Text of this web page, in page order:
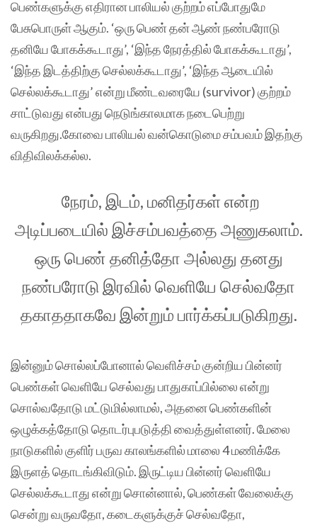
பெண்களுக்கு எதிரான பாலியல் குற்றம் எப்போதுமே
பேசுபொருள் ஆகும். ‘ஒரு பெண் தன் ஆண் நண்பரோடு
தனியே போகக்கூடாது’, ‘இந்த நேரத்தில் போகக்கூடாது’,
‘இந்த இடத்திற்கு செல்லக்கூடாது’, ‘இந்த ஆடையில்
செல்லக்கூடாது’ என்று மீண்டவரையே (survivor) குற்றம்
சாட்டுவது என்பது நெடுங்காலமாக நடைபெற்று
வருகிறது.கோவை பாலியல் வன்கொடுமை சம்பவம் இதற்கு
விதிவிலக்கல்ல.
நேரம், இடம், மனிதர்கள் என்ற
அடிப்படையில் இச்சம்பவத்தை அணுகலாம்.
ஒரு பெண் தனித்தோ அல்லது தனது
நண்பரோடு இரவில் வெளியே செல்வதோ
தகாததாகவே இன்றும் பார்க்கப்படுகிறது.
இன்னும் சொல்லப்போனால் வெளிச்சம் குன்றிய பின்னர்
பெண்கள் வெளியே செல்வது பாதுகாப்பில்லை என்று
சொல்வதோடு மட்டுமில்லாமல், அதனை பெண்களின்
ஒழுக்கத்தோடு தொடர்புபடுத்தி வைத்துள்ளனர். மேலை
நாடுகளில் குளிர் பருவ காலங்களில் மாலை 4 மணிக்கே
இருளத் தொடங்கிவிடும். இருட்டிய பின்னர் வெளியே
செல்லக்கூடாது என்று சொன்னால், பெண்கள் வேலைக்கு
சென்று வருவதோ, கடைகளுக்குச் செல்வதோ,